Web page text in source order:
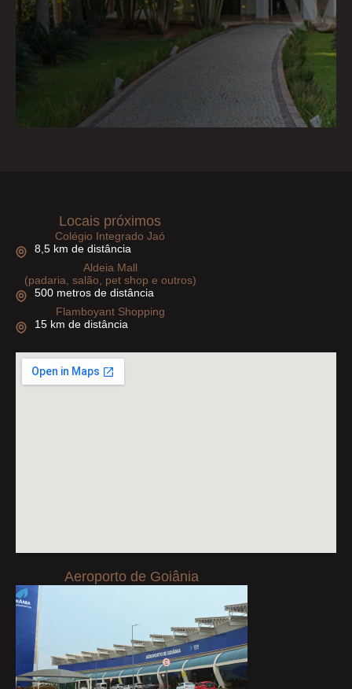
Locais próximos
Colégio Integrado Jaó
8,5 km de distância
Aldeia Mall
(padaria, salão, pet shop e outros)
500 metros de distância
Flamboyant Shopping
15 km de distância
Aeroporto de Goiânia